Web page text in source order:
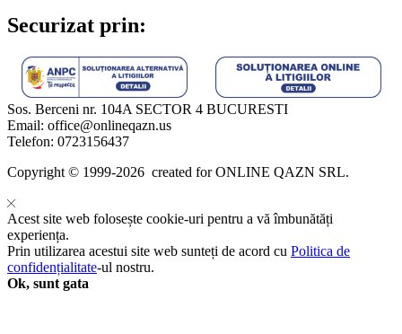
Securizat prin:
Sos. Berceni nr. 104A SECTOR 4 BUCURESTI
Email: office@onlineqazn.us
Telefon: 0723156437
Copyright ©️ 1999-2026 created for ONLINE QAZN SRL.
Acest site web folosește cookie-uri pentru a vă îmbunătăți
experiența.
Prin utilizarea acestui site web sunteți de acord cu Politica de
confidențialitate-ul nostru.
Ok, sunt gata